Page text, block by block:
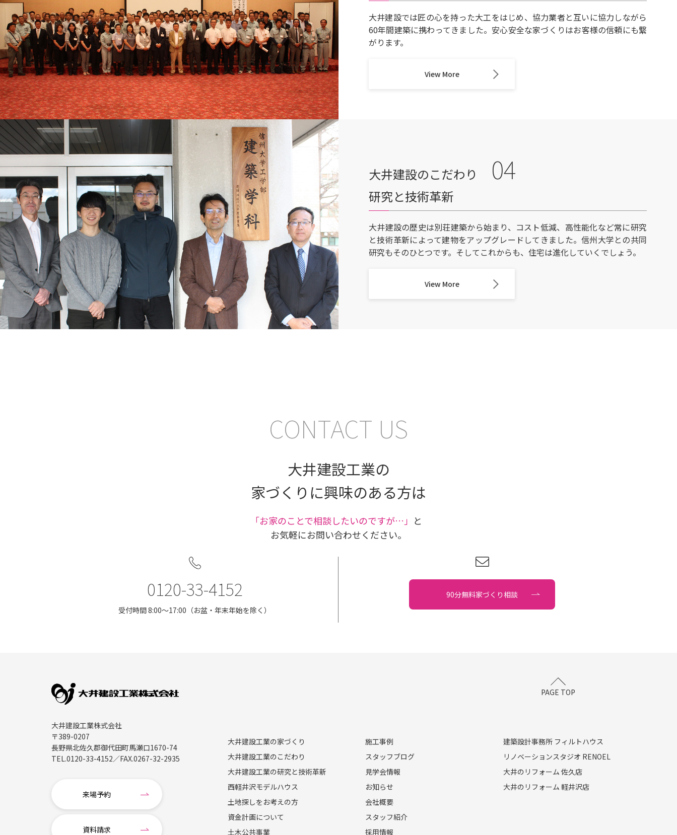
大井建設では匠の心を持った大工をはじめ、協力業者と互いに協力しながら
60年間建築に携わってきました。安心安全な家づくりはお客様の信頼にも繋
がります。
View More
大井建設のこだわり 04
研究と技術革新
大井建設の歴史は別荘建築から始まり、コスト低減、高性能化など常に研究
と技術革新によって建物をアップグレードしてきました。信州大学との共同
研究もそのひとつです。そしてこれからも、住宅は進化していくでしょう。
View More
CONTACT US
大井建設工業の
家づくりに興味のある方は
｢お家のことで相談したいのですが…」 と
お気軽にお問い合わせください。
0120-33-4152
受付時間 8:00〜17:00（お盆・年末年始を除く）
90分無料家づくり相談
PAGE TOP
大井建設工業株式会社
〒389-0207
長野県北佐久郡御代田町馬瀬口1670-74
TEL.0120-33-4152／FAX.0267-32-2935
来場予約
資料請求
大井建設工業の家づくり
大井建設工業のこだわり
大井建設工業の研究と技術革新
西軽井沢モデルハウス
土地探しをお考えの方
資金計画について
土木公共事業
施工事例
スタッフブログ
見学会情報
お知らせ
会社概要
スタッフ紹介
採用情報
建築設計事務所 フィルトハウス
リノベーションスタジオ RENOEL
大井のリフォーム 佐久店
大井のリフォーム 軽井沢店